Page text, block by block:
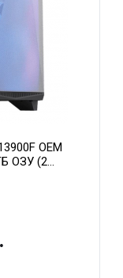
OEM
ОЗУ (2
GDDR7